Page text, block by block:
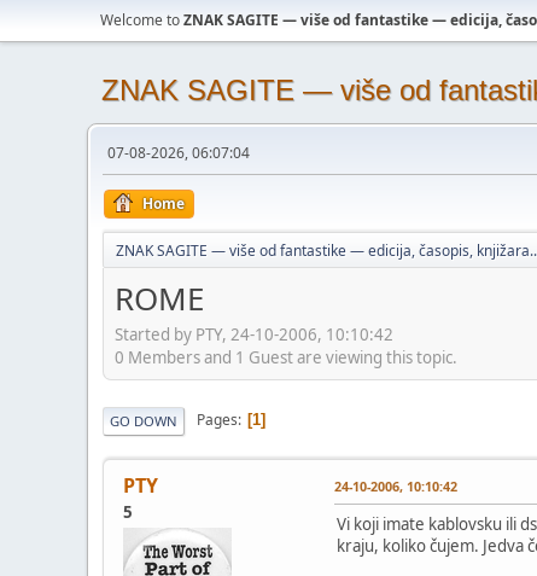
Welcome toZNAK SAGITE — više od fantastike — edicija,
ZNAK SAGITE — više od
07-08-2026, 06:07:04
Home
ZNAK SAGITE — više od fantastike — edicija, časopis,
ROME
Started by PTY, 24-10-2006, 10:10:42
0 Members and 1 Guest are viewing this topic.
GO DOWN Pages 1
PTY
5
24-10-2006, 10:10:42
Vi koji imate kablovsku ili
kraju, koliko čujem. Jedva